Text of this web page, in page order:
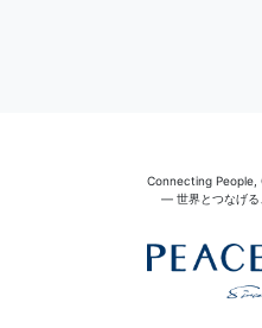
Connecting People,
― 世界とつなげ